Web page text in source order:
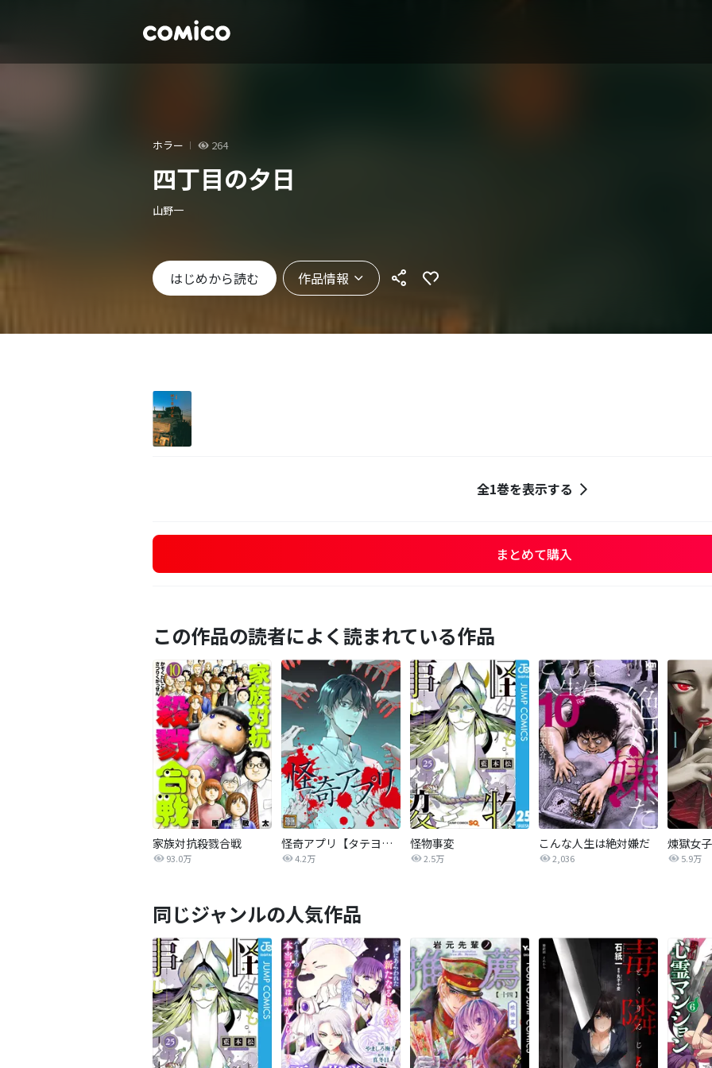
ホラー 264
四丁目の夕日
山野一
はじめから読む 作品情報
全1巻を表示する
まとめて購入
この作品の読者によく読まれている作品
家族対抗殺戮合戦
93.0万
怪奇アプリ【タテヨミ】
4.2万
怪物事変
2.5万
こんな人生は絶対嫌だ
2,036
煉獄女子
5.9万
同じジャンルの人気作品